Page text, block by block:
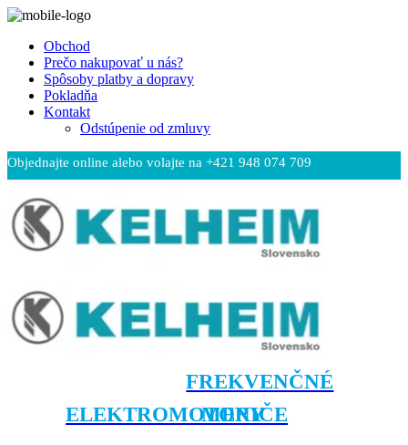
Obchod
Prečo nakupovať u nás?
Spôsoby platby a dopravy
Pokladňa
Kontakt
Odstúpenie od zmluvy
Objednajte online alebo volajte na +421 948 074 709
Čeština
ELEKTROMOTORY
FREKVENČNÉ
MENIČE